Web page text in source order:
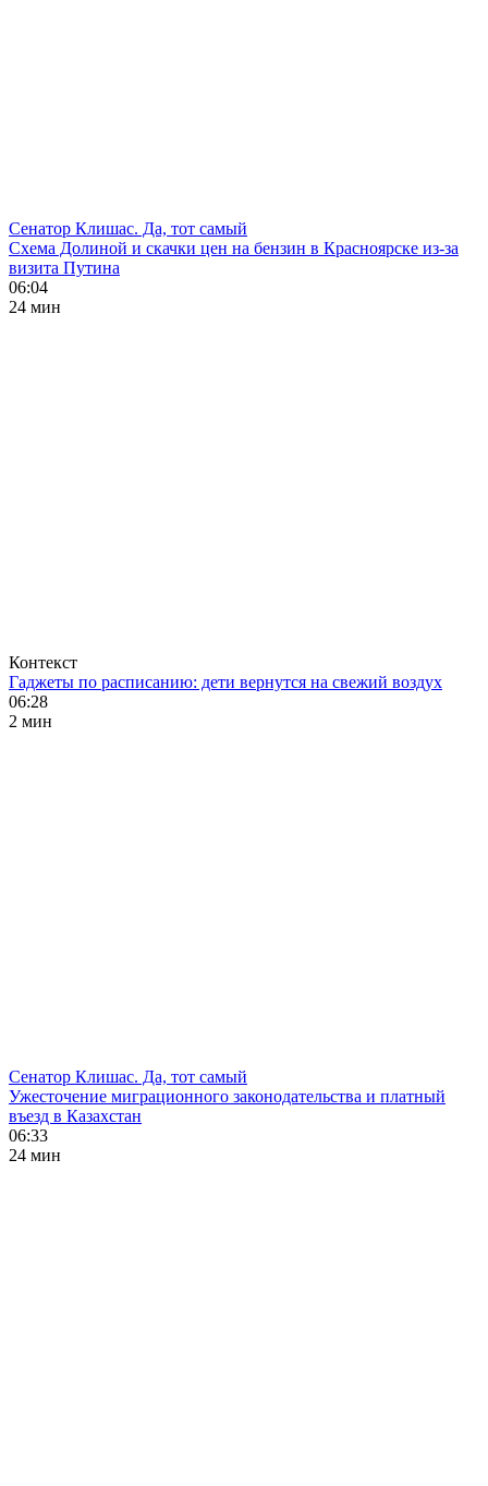
Сенатор Клишас. Да, тот самый
Схема Долиной и скачки цен на бензин в Красноярске из-за
визита Путина
06:04
24 мин
Контекст
Гаджеты по расписанию: дети вернутся на свежий воздух
06:28
2 мин
Сенатор Клишас. Да, тот самый
Ужесточение миграционного законодательства и платный
въезд в Казахстан
06:33
24 мин